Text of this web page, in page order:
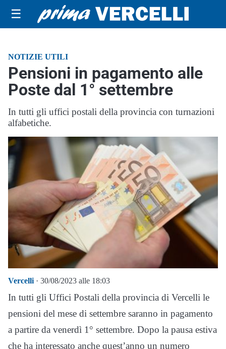
☰
NOTIZIE UTILI
Pensioni in pagamento alle
Poste dal 1° settembre
In tutti gli uffici postali della provincia con turnazioni
alfabetiche.
Vercelli · 30/08/2023 alle 18:03
In tutti gli Uffici Postali della provincia di Vercelli le
pensioni del mese di settembre saranno in pagamento
a partire da venerdì 1° settembre. Dopo la pausa estiva
che ha interessato anche quest’anno un numero